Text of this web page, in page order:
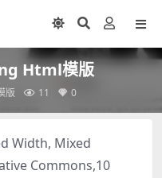
Html模版
版 11 0
Width, Mixed
Commons,10